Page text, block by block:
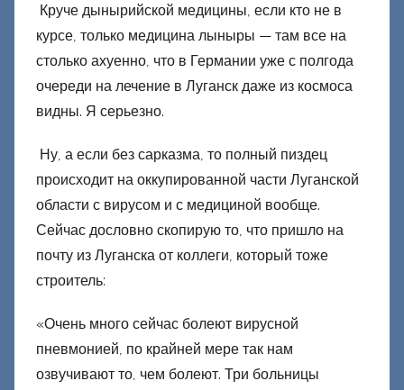
о
н
е
ц
й
Круче дынырийской медицины, если кто не в
курсе, только медицина лыныры — там все на
столько ахуенно, что в Германии уже с полгода
очереди на лечение в Луганск даже из космоса
видны. Я серьезно.
Ну, а если без сарказма, то полный пиздец
происходит на оккупированной части Луганской
области с вирусом и с медициной вообще.
Сейчас дословно скопирую то, что пришло на
почту из Луганска от коллеги, который тоже
строитель:
«Очень много сейчас болеют вирусной
пневмонией, по крайней мере так нам
озвучивают то, чем болеют. Три больницы